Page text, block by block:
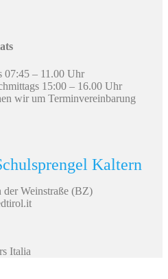
07:45 – 11.00 Uhr
15:00 – 16.00 Uhr
wir um Terminvereinbarung
Kaltern
der Weinstraße (BZ)
Italia